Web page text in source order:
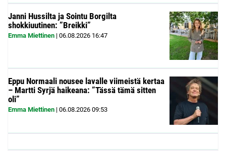
Janni Hussilta ja Sointu Borgilta
shokkiuutinen: ”Breikki”
Emma Miettinen | 06.08.2026 16:47
Eppu Normaali nousee lavalle viimeistä kertaa
– Martti Syrjä haikeana: ”Tässä tämä sitten
oli”
Emma Miettinen | 06.08.2026 09:53